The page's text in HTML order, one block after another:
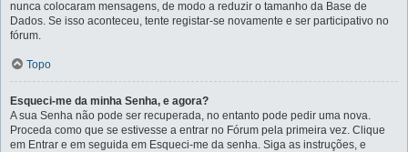
nunca colocaram mensagens, de modo a reduzir o tamanho da Base de
Dados. Se isso aconteceu, tente registar-se novamente e ser participativo no
fórum.
Topo
Esqueci-me da minha Senha, e agora?
A sua Senha não pode ser recuperada, no entanto pode pedir uma nova.
Proceda como que se estivesse a entrar no Fórum pela primeira vez. Clique
em Entrar e em seguida em Esqueci-me da senha. Siga as instruções, e